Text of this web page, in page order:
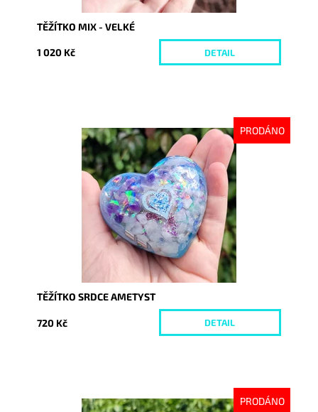
TĚŽÍTKO MIX - VELKÉ
1 020 Kč DETAIL
PRODÁNO
Dostupnost:
Vyprodáno
7416
TĚŽÍTKO SRDCE AMETYST
720 Kč DETAIL
PRODÁNO